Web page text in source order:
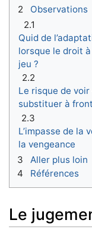
2
Observations
2.1
Quid de
lorsque le droit
jeu ?
2.2
Le risque de
substituer à
2.3
L’impasse de la
la vengeance
3
Aller plus loin
4
Références
Le